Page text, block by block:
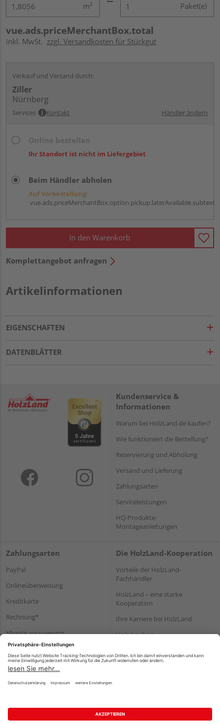
m² Paket(e)
vue.ads.priceMerchantBox.total
inkl. MwSt. zzgl. Versandkosten für Stückgut
Verkauf und Versand durch:
Ziller
Nürnberg
Services Kontakt Händler ändern
Ihr Standort ist nicht im Liefergebiet
Beim Händler abholen
Auf Vorbestellung:
vue.ads.priceMerchantBox.option.pickup.laterAvailable.subtext
In den Warenkorb
Komplettangebot anfragen
Artikelinformationen
EIGENSCHAFTEN
DATENBLÄTTER
Kundenservice &
Informationen
Warum bei HolzLand.de kaufen?
Wie funktioniert die Bestellung?
Reservierung und Abholung
Versand und Lieferung
Zahlungsarten
Serviceleistungen
HQ-Produkte:
Montageanleitungen
Zahlungsarten
PayPal
Onlineüberweisung
Kreditkarte
Rechnung*
*Bonität vorausgesetzt
Die HolzLand-Kooperation
Vorteile der HolzLand-
Fachhändler
HolzLand – eine starke
Kooperation
Ihre Karriere bei HolzLand
Holz-Lexikon
Impressum Datenschutz
Nutzungsbedingungen